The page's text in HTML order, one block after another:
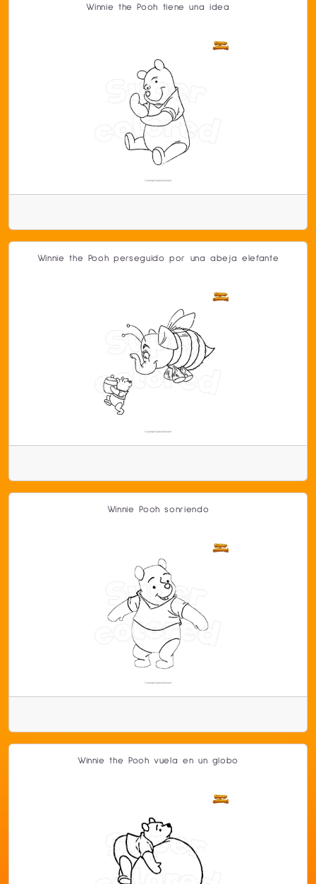
Winnie the Pooh tiene una idea
Winnie the Pooh perseguido por una abeja elefante
Winnie Pooh sonriendo
Winnie the Pooh vuela en un globo